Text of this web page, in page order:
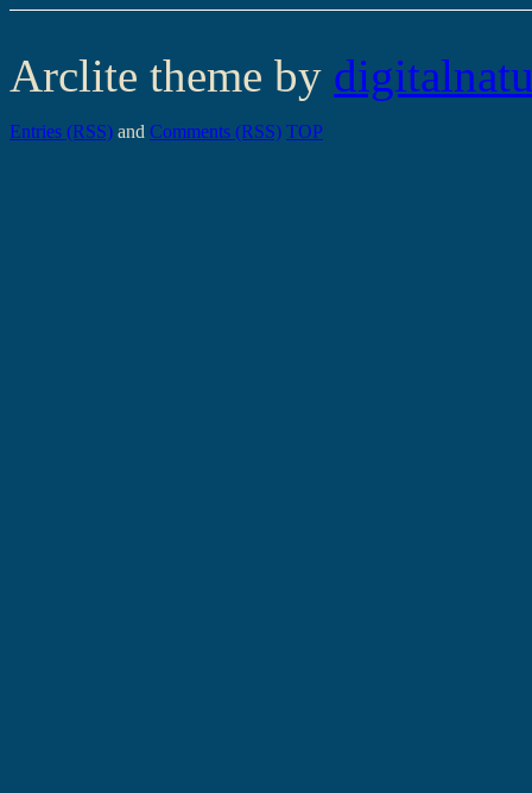
Arclite theme by
Entries (RSS) and Comments (RSS) TOP